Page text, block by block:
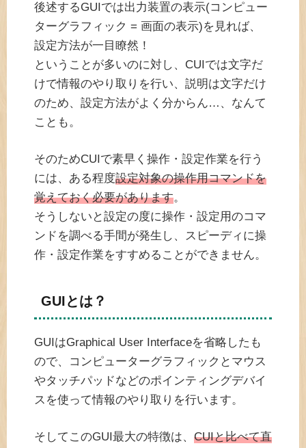
後述するGUIでは出力装置の表示(コンピュー
ターグラフィック = 画面の表示)を見れば、
設定方法が一目瞭然！
ということが多いのに対し、CUIでは文字だ
けで情報のやり取りを行い、説明は文字だけ
のため、設定方法がよく分からん…、なんて
ことも。
そのためCUIで素早く操作・設定作業を行う
には、ある程度設定対象の操作用コマンドを
覚えておく必要があります。
そうしないと設定の度に操作・設定用のコマ
ンドを調べる手間が発生し、スピーディに操
作・設定作業をすすめることができません。
GUIとは？
GUIはGraphical User Interfaceを省略したも
ので、コンピューターグラフィックとマウス
やタッチパッドなどのポインティングデバイ
スを使って情報のやり取りを行います。
そしてこのGUI最大の特徴は、 CUIと比べて直